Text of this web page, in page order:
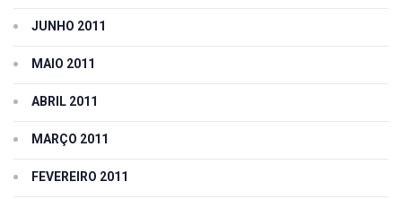
JUNHO 2011
MAIO 2011
ABRIL 2011
MARÇO 2011
FEVEREIRO 2011